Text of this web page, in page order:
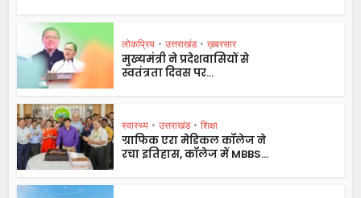
लोकप्रिय • उत्तराखंड • ख़बरसार
मुख्यमंत्री ने प्रदेशवासियों से
स्वतंत्रता दिवस पर...
स्वास्थ्य • उत्तराखंड • शिक्षा
ग्राफिक एरा मेडिकल कॉलेज ने
रचा इतिहास, कॉलेज में MBBS...